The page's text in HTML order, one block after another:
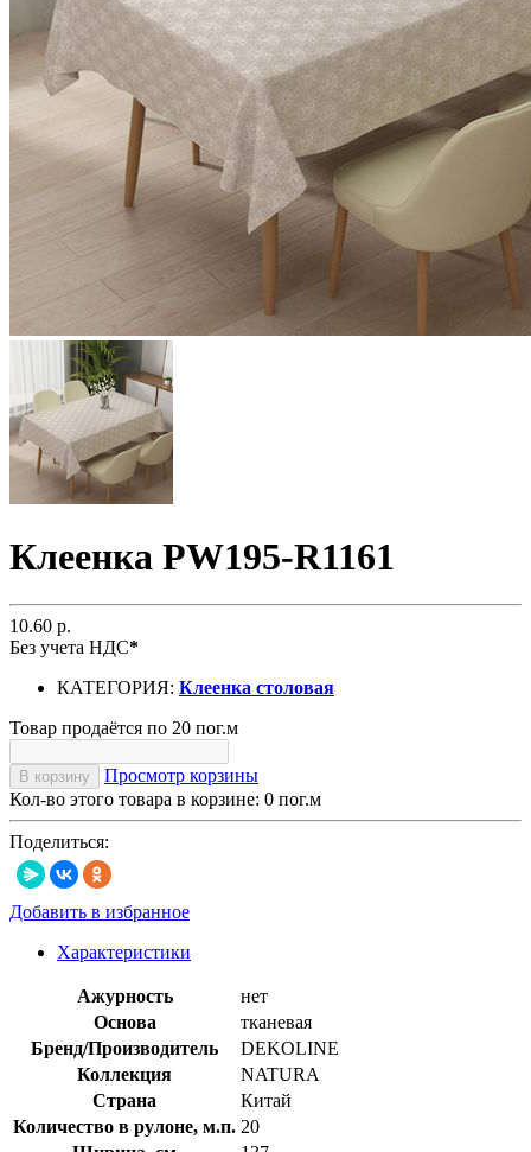
Клеенка PW195-R1161
10.60 р.
Без учета НДС*
КАТЕГОРИЯ: Клеенка столовая
Товар продаётся по 20 пог.м
В корзину
Просмотр корзины
Кол-во этого товара в корзине: 0 пог.м
Поделиться:
Добавить в избранное
Характеристики
Ажурность
нет
Основа
тканевая
Бренд/Производитель
DEKOLINE
Коллекция
NATURA
Страна
Китай
Количество в рулоне, м.п. 20